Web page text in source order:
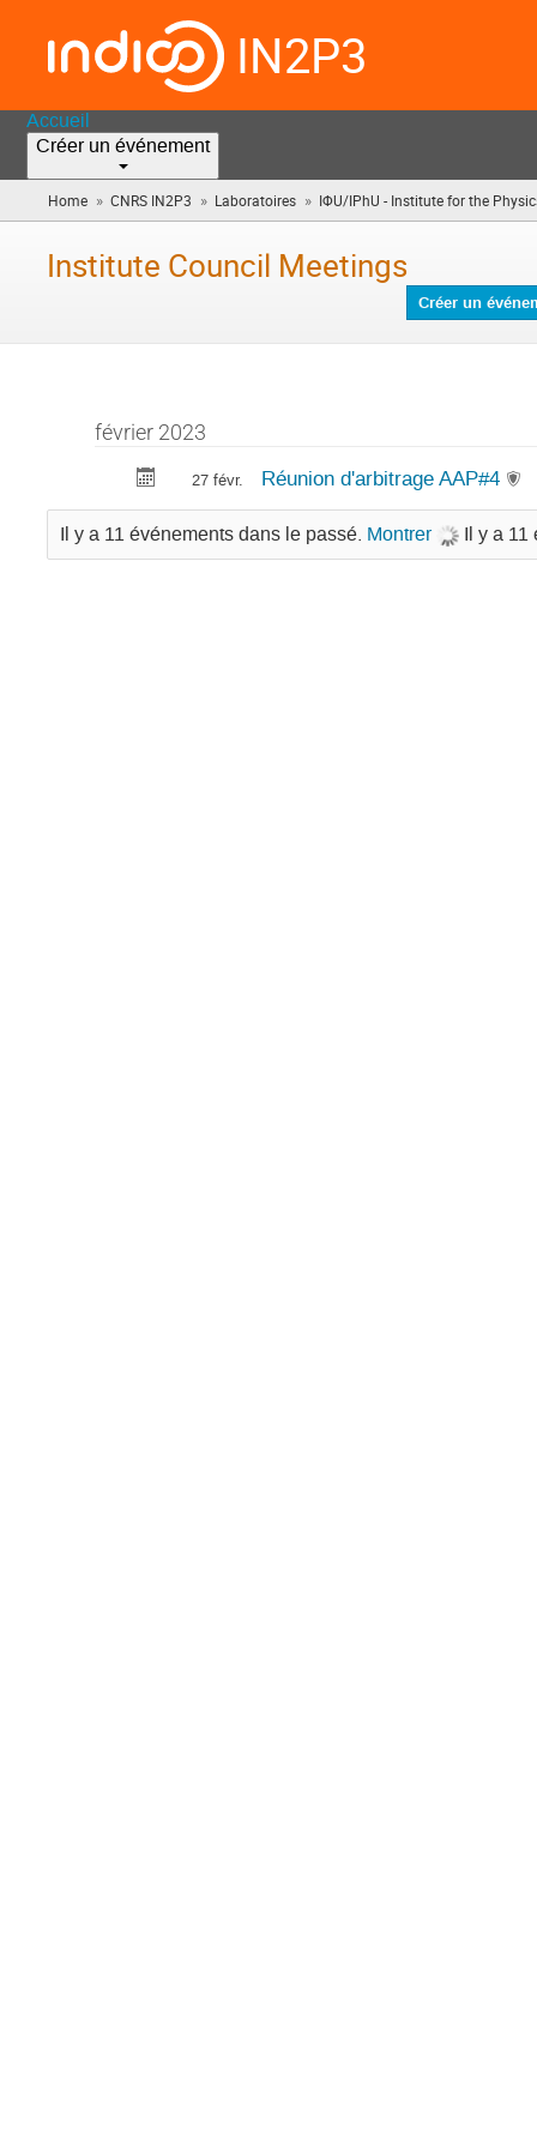
IN2P3
Accueil
Créer un événement
Home » CNRS IN2P3 » Laboratoires » IΦU/IPhU - Institute for the
Institute Council Meetings
Créer un
février 2023
27 févr. Réunion d'arbitrage AAP#4
Il y a 11 événements dans le passé. Montrer Il y a